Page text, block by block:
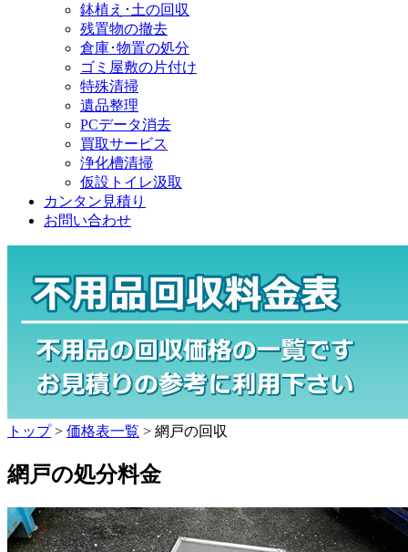
鉢植え･土の回収
残置物の撤去
倉庫･物置の処分
ゴミ屋敷の片付け
特殊清掃
遺品整理
PCデータ消去
買取サービス
浄化槽清掃
仮設トイレ汲取
カンタン見積り
お問い合わせ
トップ> 価格表一覧 > 網戸の回収
網戸の処分料金